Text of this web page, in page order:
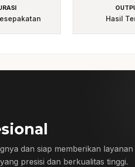
Hasil
dan siap memberikan
presisi dan berkualitas tinggi.